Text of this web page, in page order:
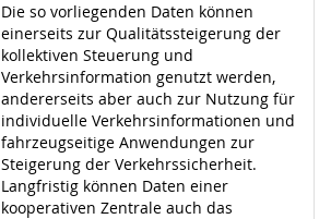
Die so vorliegenden Daten können
einerseits zur Qualitätssteigerung der
kollektiven Steuerung und
Verkehrsinformation genutzt werden,
andererseits aber auch zur Nutzung für
individuelle Verkehrsinformationen und
fahrzeugseitige Anwendungen zur
Steigerung der Verkehrssicherheit.
Langfristig können Daten einer
kooperativen Zentrale auch das